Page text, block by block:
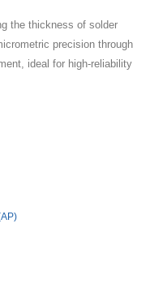
the thickness of solder
precision through
ideal for high-reliability